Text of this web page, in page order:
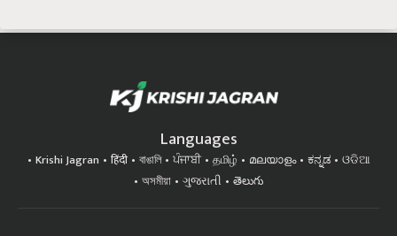
Languages
Krishi Jagran हिंदी বাঙালি ਪੰਜਾਬੀ தமிழ் മലയാളം ಕನ್ನಡ
ଓଡିଆ
অসমীয়া
ગુજરાતી తెలుగు